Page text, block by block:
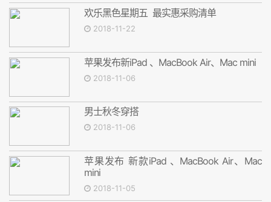
欢乐黑色星期五 最实惠采购清单
2018-11-22
苹果发布新iPad 、MacBook Air、Mac mini
2018-11-06
男士秋冬穿搭
2018-11-06
苹果发布 新款iPad 、MacBook Air、Mac
mini
2018-11-05